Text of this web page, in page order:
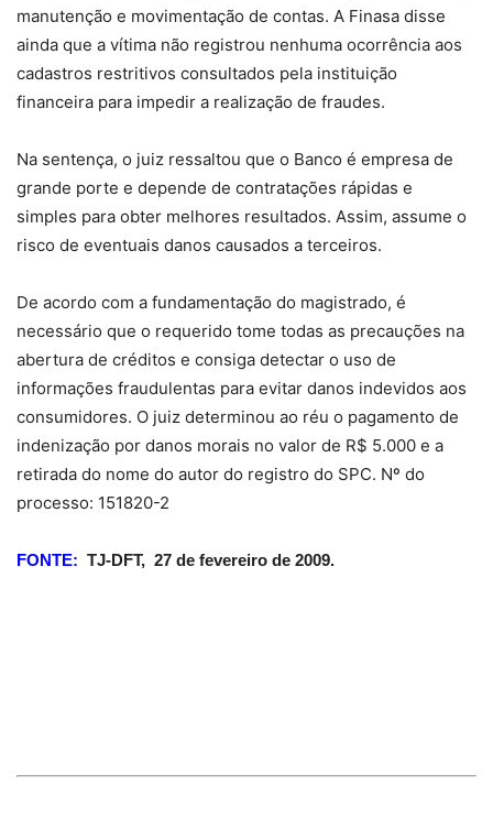
manutenção e movimentação de contas. A Finasa disse
ainda que a vítima não registrou nenhuma ocorrência aos
cadastros restritivos consultados pela instituição
financeira para impedir a realização de fraudes.
Na sentença, o juiz ressaltou que o Banco é empresa de
grande porte e depende de contratações rápidas e
simples para obter melhores resultados. Assim, assume o
risco de eventuais danos causados a terceiros.
De acordo com a fundamentação do magistrado, é
necessário que o requerido tome todas as precauções na
abertura de créditos e consiga detectar o uso de
informações fraudulentas para evitar danos indevidos aos
consumidores. O juiz determinou ao réu o pagamento de
indenização por danos morais no valor de R$ 5.000 e a
retirada do nome do autor do registro do SPC. Nº do
processo: 151820-2
FONTE: TJ-DFT, 27 de fevereiro de 2009.